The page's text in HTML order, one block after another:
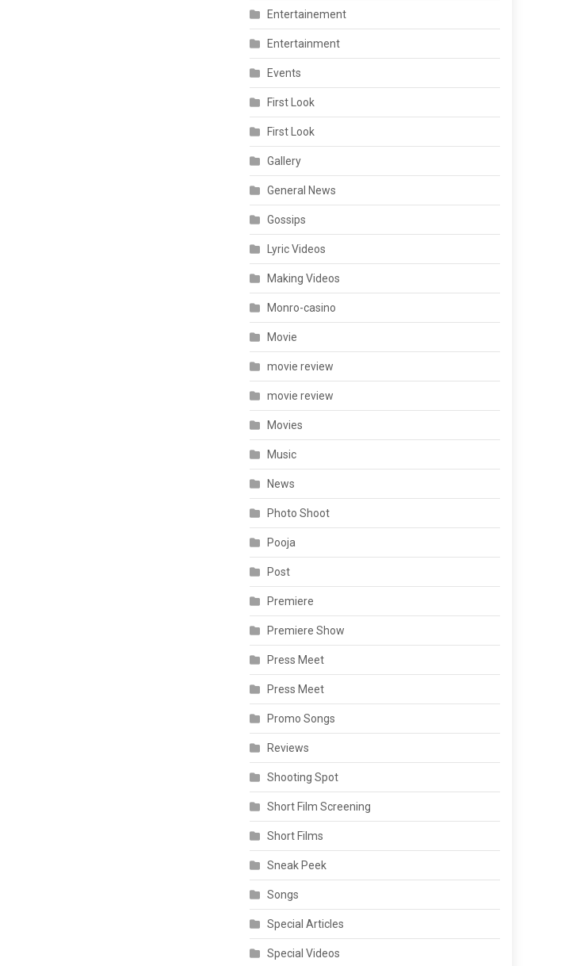
Entertainement
Entertainment
Events
First Look
First Look
Gallery
General News
Gossips
Lyric Videos
Making Videos
Monro-casino
Movie
movie review
movie review
Movies
Music
News
Photo Shoot
Pooja
Post
Premiere
Premiere Show
Press Meet
Press Meet
Promo Songs
Reviews
Shooting Spot
Short Film Screening
Short Films
Sneak Peek
Songs
Special Articles
Special Videos